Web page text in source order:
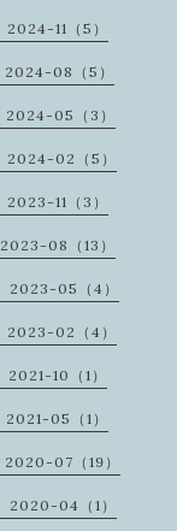
2024-11（5）
2024-08（5）
2024-05（3）
2024-02（5）
2023-11（3）
2023-08（13）
2023-05（4）
2023-02（4）
2021-10（1）
2021-05（1）
2020-07（19）
2020-04（1）